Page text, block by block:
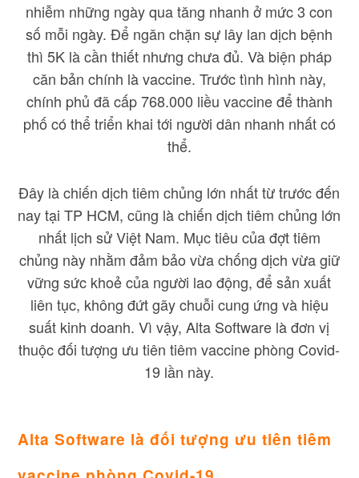
nhiễm những ngày qua tăng nhanh ở mức 3 con
số mỗi ngày. Để ngăn chặn sự lây lan dịch bệnh
thì 5K là cần thiết nhưng chưa đủ. Và biện pháp
căn bản chính là vaccine. Trước tình hình này,
chính phủ đã cấp 768.000 liều vaccine để thành
phố có thể triển khai tới người dân nhanh nhất có
thể.
Đây là chiến dịch tiêm chủng lớn nhất từ trước đến
nay tại TP HCM, cũng là chiến dịch tiêm chủng lớn
nhất lịch sử Việt Nam. Mục tiêu của đợt tiêm
chủng này nhằm đảm bảo vừa chống dịch vừa giữ
vững sức khoẻ của người lao động, để sản xuất
liên tục, không đứt gãy chuỗi cung ứng và hiệu
suất kinh doanh. Vì vậy, Alta Software là đơn vị
thuộc đối tượng ưu tiên tiêm vaccine phòng Covid-
19 lần này.
Alta Software là đối tượng ưu tiên tiêm